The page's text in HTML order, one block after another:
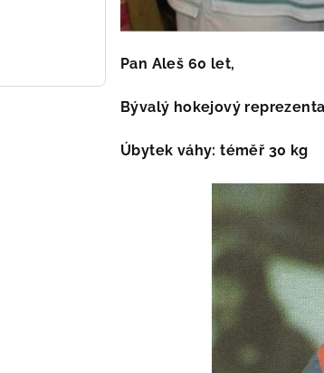
Pan Aleš 60 let,
Bývalý hokejový
Úbytek váhy: téměř 30 kg